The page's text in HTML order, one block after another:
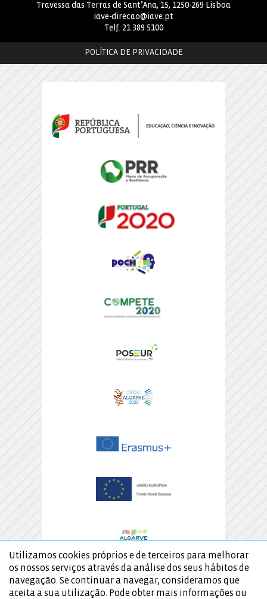
Travessa das Terras de Sant’Ana, 15, 1250-269 Lisboa
iave-direcao@iave.pt
Telf. 21 389 5100
POLÍTICA DE PRIVACIDADE
Utilizamos cookies próprios e de terceiros para melhorar
os nossos serviços através da análise dos seus hábitos de
navegação. Se continuar a navegar, consideramos que
aceita a sua utilização. Pode obter mais informações ou